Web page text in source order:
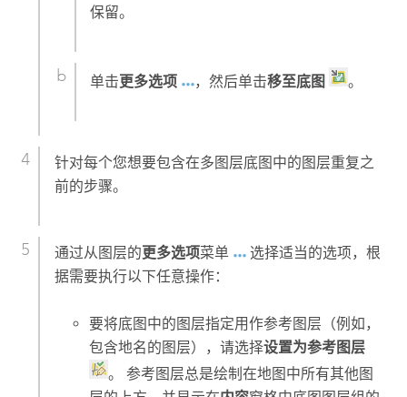
保留。
单击更多选项 ，然后单击移至底图 。
针对每个您想要包含在多图层底图中的图层重复之
前的步骤。
通过从图层的更多选项菜单
选择适当的选项，根
据需要执行以下任意操作：
要将底图中的图层指定用作参考图层（例如，
包含地名的图层），请选择设置为参考图层
。 参考图层总是绘制在地图中所有其他图